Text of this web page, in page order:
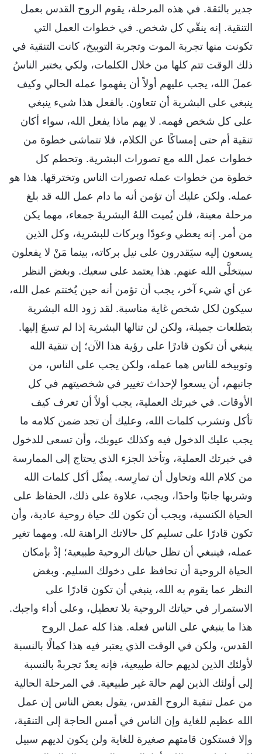
جدير بالثقة. في هذه المرحلة، يقوم الروح القدس بعمل
التنقية. إنه ينقّي كل شخص. في خطوات العمل التي
تكونت منها تجربة الموت وتجربة التوبيخ، كانت التنقية في
ذلك الوقت تتم كلها من خلال الكلمات، ولكي يختبر الناسُ
عملَ الله، يجب عليهم أولاً أن يفهموا عمله الحالي وكيف
ينبغي على البشرية أن تتعاون. بالفعل هذا شيء ينبغي
على كل شخص فهمه. لا يهم ماذا يفعل الله، سواء أكان
تنقية أم حتى إمساكًا عن الكلام، فلا تتماشى خطوة من
خطوات عمل الله مع تصورات البشرية. وتحطم كل
خطوة من خطوات عمله تصورات الناس وتخترقها. هذا هو
عمله. ولكن عليك أن تؤمن أنه ما دام عمل الله قد بلغ
مرحلة معينة، فلن يُميت اللهُ البشريةَ جمعاء، مهما يكن
من أمر. إنه يعطي وعودًا وبركات للبشرية، وكل الذين
يسعون إليه سيَقدرون على نيل بركاته، بينما مَنْ لا يفعلون
سيتخلَّى الله عنهم. هذا يعتمد على سعيك. وبغض النظر
عن أي شيء آخر، يجب أن تؤمن أنه حين يُختتم عمل الله،
سيكون لكل شخص غاية مناسبة. لقد زود الله البشرية
بتطلعات جميلة، ولكن لن تنالها البشرية إذا لم تسعَ إليها.
ينبغي أن تكون قادرًا على رؤية هذا الآن؛ إن تنقية الله
وتوبيخه للناس هما عمله، ولكن يجب على الناس، من
جانبهم، أن يسعوا لإحداث تغيير في شخصيتهم في كل
الأوقات. في خبرتك العملية، يجب أولاً أن تعرف كيف
تأكل وتشرب كلمات الله، وعليك أن تجد ضمن كلامه ما
يجب عليك الدخول فيه وكذلك عيوبك، وأن تسعى للدخول
في خبرتك العملية، وتأخذ الجزء الذي يحتاج إلى الممارسة
من كلام الله وتحاول أن تمارِسه. يمثّل أكل كلمات الله
وشربها جانبًا واحدًا، ويجب، علاوة على ذلك، الحفاظ على
الحياة الكنسية، ويجب أن تكون لك حياة روحية عادية، وأن
تكون قادرًا على تسليم كل حالاتك الراهنة لله. ومهما تغير
عمله، فينبغي أن تظل حياتك الروحية طبيعية؛ إذْ بإمكان
الحياة الروحية أن تحافظ على دخولك السليم. وبغض
النظر عما يقوم به الله، ينبغي أن تكون قادرًا على
الاستمرار في حياتك الروحية بلا تعطيل، وعلى أداء واجبك.
هذا ما ينبغي على الناس فعله. هذا كله عمل الروح
القدس، ولكن في الوقت الذي يعتبر فيه هذا كمالًا بالنسبة
لأولئك الذين لديهم حالة طبيعية، فإنه يعدّ تجربةً بالنسبة
إلى أولئك الذين لهم حالة غير طبيعية. في المرحلة الحالية
من عمل تنقية الروح القدس، يقول بعض الناس إن عمل
الله عظيم للغاية وإن الناس في أمس الحاجة إلى التنقية،
وإلا فستكون قامتهم صغيرة للغاية ولن يكون لديهم سبيل